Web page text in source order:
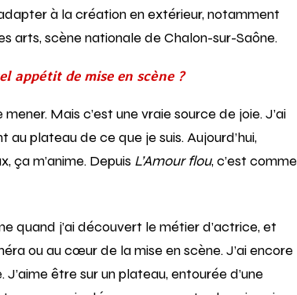
à la création en extérieur, notamment
arts, scène nationale de Chalon-sur-Saône.
appétit de mise en scène ?
Mais c’est une vraie source de joie. J’ai
plateau de ce que je suis. Aujourd’hui,
ça m’anime. Depuis L’Amour flou, c’est comme
quand j’ai découvert le métier d’actrice, et
ou au cœur de la mise en scène. J’ai encore
être sur un plateau, entourée d’une